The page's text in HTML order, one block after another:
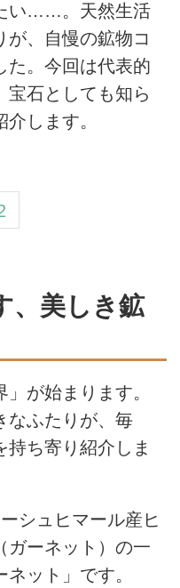
い……。天然生活
が、自慢の鉱物コ
た。今回は代表的
宝石としても知ら
します。
、美しき鉱
が始まります。
なふたりが、毎
持ち寄り紹介しま
シュヒマール産ヒ
ガーネット）の一
ット」です。